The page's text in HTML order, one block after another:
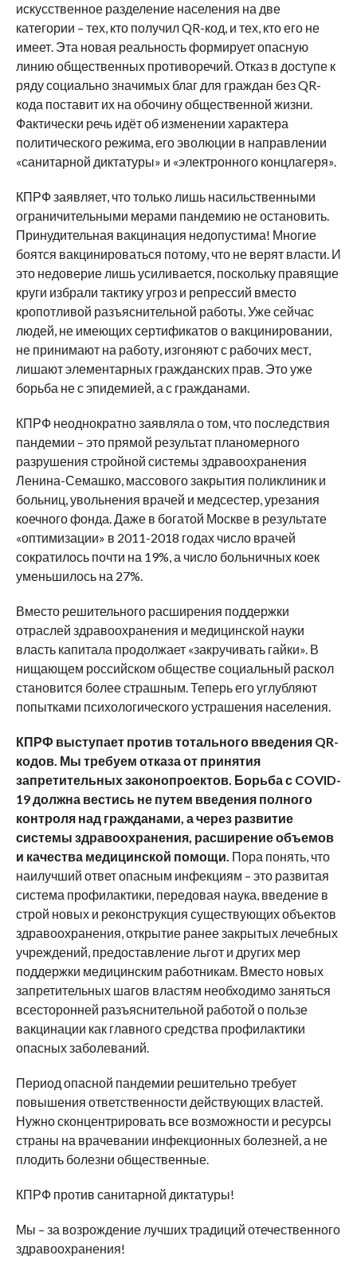
искусственное разделение населения на две
категории – тех, кто получил QR-код, и тех, кто его не
имеет. Эта новая реальность формирует опасную
линию общественных противоречий. Отказ в доступе к
ряду социально значимых благ для граждан без QR-
кода поставит их на обочину общественной жизни.
Фактически речь идёт об изменении характера
политического режима, его эволюции в направлении
«санитарной диктатуры» и «электронного концлагеря».
КПРФ заявляет, что только лишь насильственными
ограничительными мерами пандемию не остановить.
Принудительная вакцинация недопустима! Многие
боятся вакцинироваться потому, что не верят власти. И
это недоверие лишь усиливается, поскольку правящие
круги избрали тактику угроз и репрессий вместо
кропотливой разъяснительной работы. Уже сейчас
людей, не имеющих сертификатов о вакцинировании,
не принимают на работу, изгоняют с рабочих мест,
лишают элементарных гражданских прав. Это уже
борьба не с эпидемией, а с гражданами.
КПРФ неоднократно заявляла о том, что последствия
пандемии – это прямой результат планомерного
разрушения стройной системы здравоохранения
Ленина-Семашко, массового закрытия поликлиник и
больниц, увольнения врачей и медсестер, урезания
коечного фонда. Даже в богатой Москве в результате
«оптимизации» в 2011-2018 годах число врачей
сократилось почти на 19%, а число больничных коек
уменьшилось на 27%.
Вместо решительного расширения поддержки
отраслей здравоохранения и медицинской науки
власть капитала продолжает «закручивать гайки». В
нищающем российском обществе социальный раскол
становится более страшным. Теперь его углубляют
попытками психологического устрашения населения.
КПРФ выступает против тотального введения QR-
кодов. Мы требуем отказа от принятия
запретительных законопроектов. Борьба с COVID-
19 должна вестись не путем введения полного
контроля над гражданами, а через развитие
системы здравоохранения, расширение объемов
и качества медицинской помощи. Пора понять, что
наилучший ответ опасным инфекциям – это развитая
система профилактики, передовая наука, введение в
строй новых и реконструкция существующих объектов
здравоохранения, открытие ранее закрытых лечебных
учреждений, предоставление льгот и других мер
поддержки медицинским работникам. Вместо новых
запретительных шагов властям необходимо заняться
всесторонней разъяснительной работой о пользе
вакцинации как главного средства профилактики
опасных заболеваний.
Период опасной пандемии решительно требует
повышения ответственности действующих властей.
Нужно сконцентрировать все возможности и ресурсы
страны на врачевании инфекционных болезней, а не
плодить болезни общественные.
КПРФ против санитарной диктатуры!
Мы – за возрождение лучших традиций отечественного
здравоохранения!